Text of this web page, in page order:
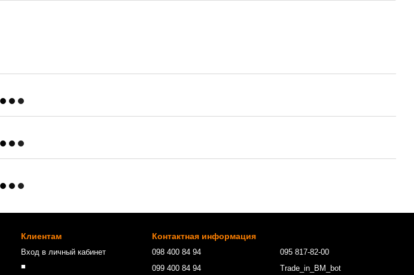
Клиентам
Вход в личный кабинет
■
Контактная информация
098 400 84 94‬
099 400 84 94
095 817-82-00
Trade_in_BM_bot